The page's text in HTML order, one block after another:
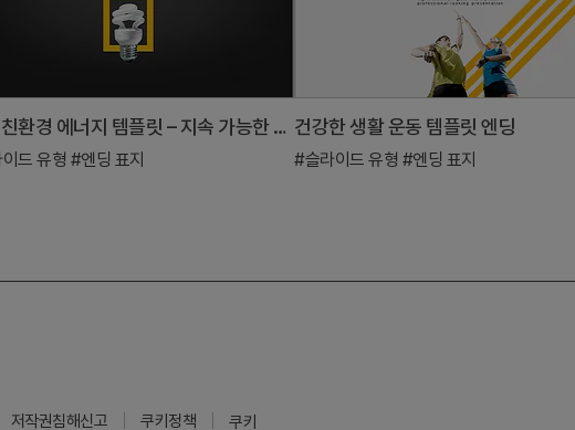
녹색 친환경 에너지 템플릿 – 지속 가능한 미래를 위한 엔딩 페이지
드 유형 #엔딩 표지
건강한 생활 운동 템플릿 엔딩
#슬라이드 유형 #엔딩 표지
저작권침해신고 쿠키정책 쿠키